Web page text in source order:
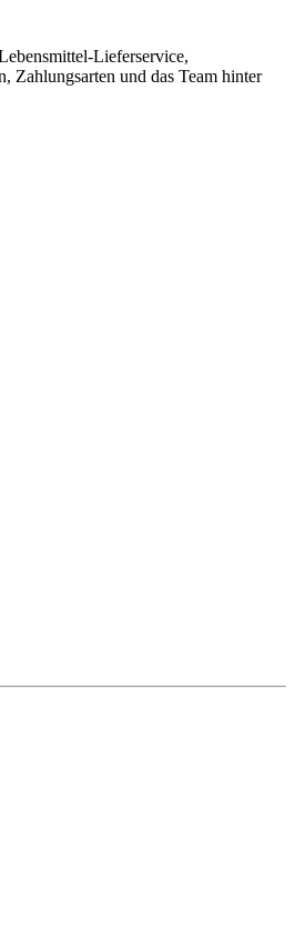
Lieferservice,
Zahlungsarten und das Team hinter